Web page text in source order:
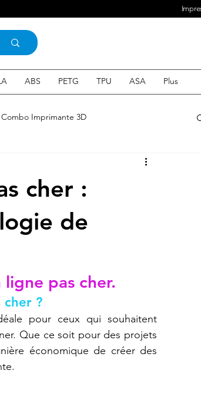
ABS PETG TPU ASA Plus
Combo Imprimante 3D
Acheter une machine 3D
imprimante 3D K2 Plus Combo
cher :
de
pas cher.
cher ?
pour ceux qui souhaitent
Que ce soit pour des projets
économique de créer des